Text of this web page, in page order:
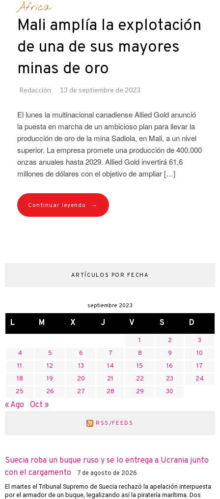
África
Mali amplía la explotación
de una de sus mayores
minas de oro
Redacción 13 de septiembre de 2023
El lunes la multinacional canadiense Allied Gold anunció
la puesta en marcha de un ambicioso plan para llevar la
producción de oro de la mina Sadiola, en Mali, a un nivel
superior. La empresa promete una producción de 400.000
onzas anuales hasta 2029. Allied Gold invertirá 61,6
millones de dólares con el objetivo de ampliar […]
Continuar leyendo →
ARTÍCULOS POR FECHA
septiembre 2023
L M X J V S D
1 2
3
4
5 6 7 8 9
10
11
12 13 14 15 16
17
18
19 20 21 22 23
24
25
26 27 28 29 30
« Ago Oct »
RSS/FEEDS
Suecia roba un buque ruso y se lo entrega a Ucrania junto
con el cargamento
7 de agosto de 2026
El martes el Tribunal Supremo de Suecia rechazó la apelación interpuesta
por el armador de un buque, legalizando así la piratería marítima. Dos